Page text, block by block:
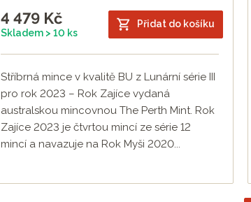
4 479 Kč
Skladem > 10 ks
Přidat do košíku
Stříbrná mince v kvalitě BU z Lunární série III
pro rok 2023 – Rok Zajíce vydaná
australskou mincovnou The Perth Mint. Rok
Zajíce 2023 je čtvrtou mincí ze série 12
mincí a navazuje na Rok Myši 2020...